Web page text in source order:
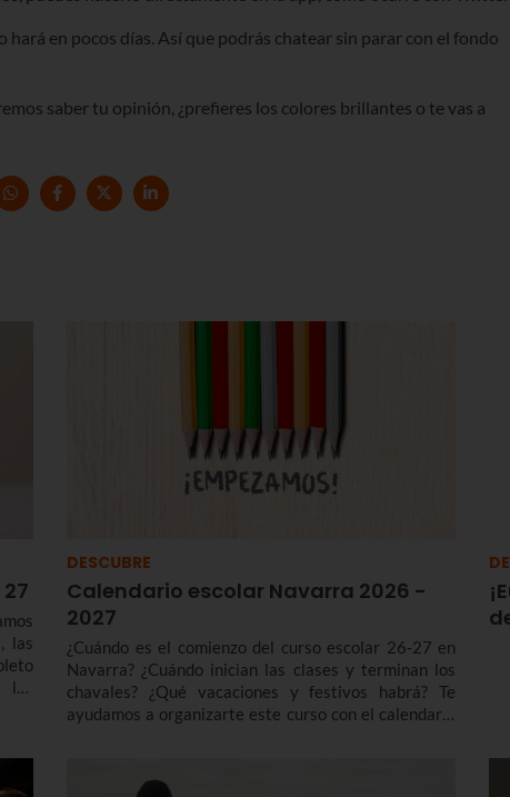
hará en pocos días. Así que podrás chatear sin parar con el fondo
saber tu opinión, ¿prefieres los colores brillantes o te vas a
las
DESCUBRE
Calendario escolar Navarra 2026 -
2027
¿Cuándo es el comienzo del curso escolar 26-27 en
Navarra? ¿Cuándo inician las clases y terminan los
chavales? ¿Qué vacaciones y festivos habrá? Te
ayudamos a organizarte este curso con el calendario